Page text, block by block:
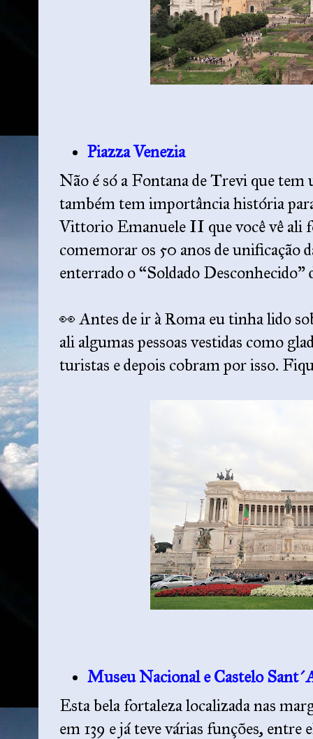
Piazza Venezia
Não é só a Fontana de Trevi que tem
também tem importância história
Vittorio Emanuele II que você vê ali
comemorar os 50 anos de unificação
enterrado o “Soldado
👀 Antes de ir à Roma eu tinha lido
ali algumas pessoas vestidas como
turistas e depois cobram por isso.
Museu Nacional e Castelo
Esta bela fortaleza localizada nas
em 139 e já teve várias funções,